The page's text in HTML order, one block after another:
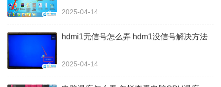
2025-04-14
hdmi1无信号怎么弄 hdm1没信号解决方法
2025-04-14